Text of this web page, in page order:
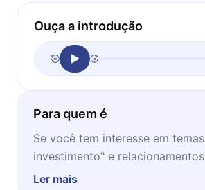
Ouça a introdução
Para quem é
Se você tem interesse em
investimento" e
bem indicado para você. A
Ler mais